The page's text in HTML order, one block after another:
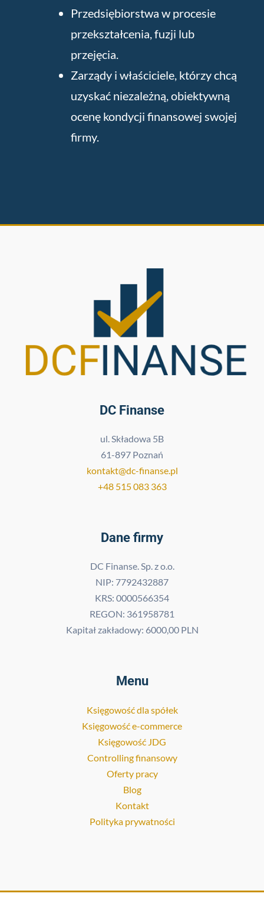
Przedsiębiorstwa w procesie
przekształcenia, fuzji lub
przejęcia.
Zarządy i właściciele, którzy chcą
uzyskać niezależną, obiektywną
ocenę kondycji finansowej swojej
firmy.
DC Finanse
ul. Składowa 5B
61-897 Poznań
kontakt@dc-finanse.pl
+48 515 083 363
Dane firmy
DC Finanse. Sp. z o.o.
NIP: 7792432887
KRS: 0000566354
REGON: 361958781
Kapitał zakładowy: 6000,00 PLN
Menu
Księgowość dla spółek
Księgowość e-commerce
Księgowość JDG
Controlling finansowy
Oferty pracy
Blog
Kontakt
Polityka prywatności